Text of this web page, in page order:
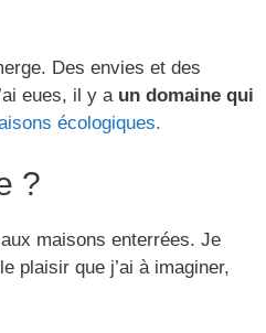
Des envies et des
eues, il y a un domaine qui
écologiques.
?
maisons enterrées. Je
plaisir que j’ai à imaginer,